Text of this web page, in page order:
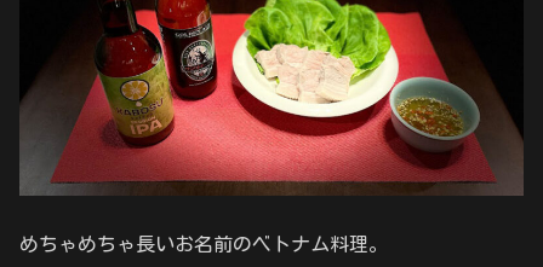
めちゃめちゃ長いお名前のベトナム料理。